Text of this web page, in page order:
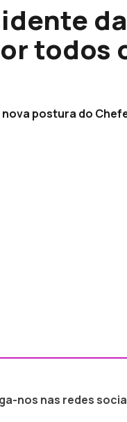
todos
postura do
nos nas redes